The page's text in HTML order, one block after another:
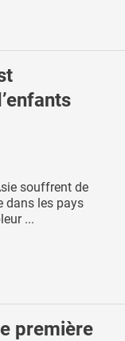
souffrent de
dans les pays
...
première